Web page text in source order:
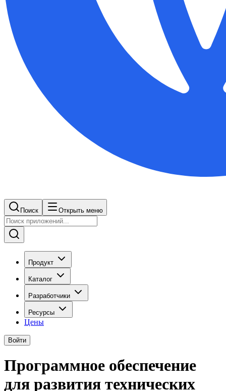
Поиск Открыть меню
Продукт
Каталог
Разработчики
Ресурсы
Цены
Войти
Программное обеспечение
для развития технических